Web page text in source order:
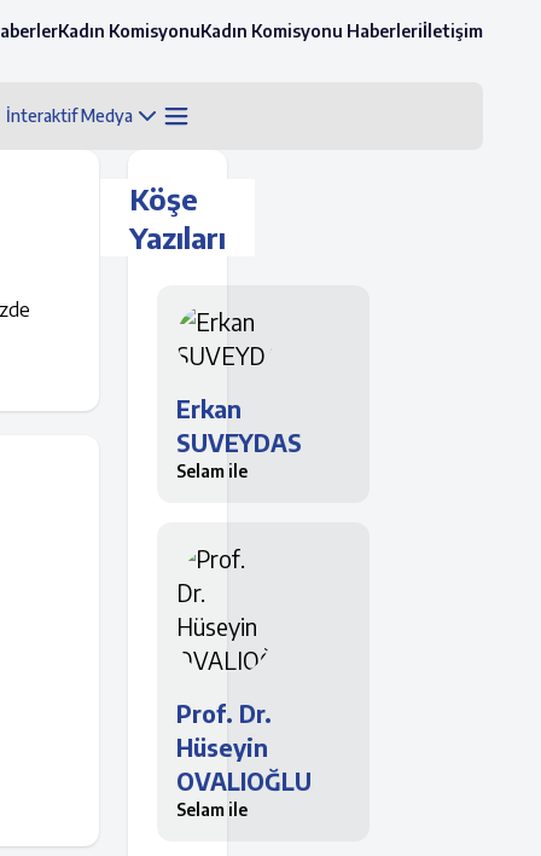
Kadın KomisyonuKadın Komisyonu Haberleriİletişim
İnteraktif Medya
Köşe
Yazıları
Erkan
SUVEYDAS
Selam ile
Prof. Dr.
Hüseyin
OVALIOĞLU
Selam ile